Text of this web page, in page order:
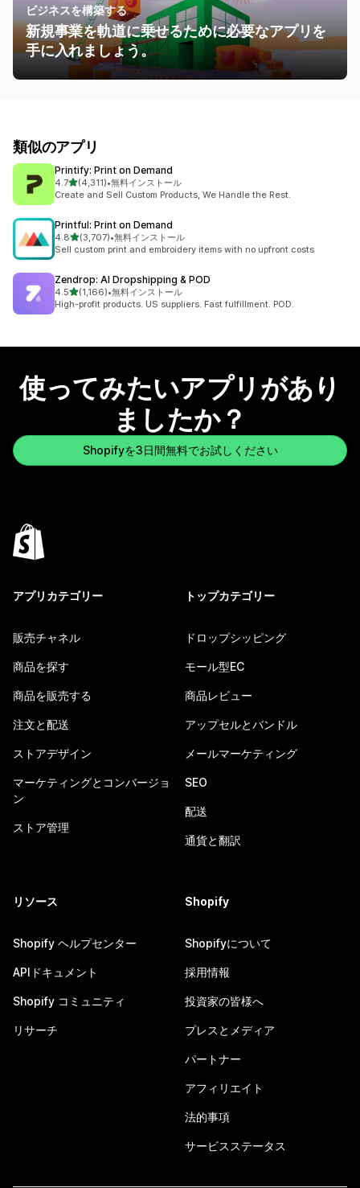
ビジネスを構築する
新規事業を軌道に乗せるために必要なアプリを
手に入れましょう。
類似のアプリ
Printify: Print on Demand
4.75つ星中
(4,311)
合計レビュー数：4311件
•無料インストール
Create and Sell Custom Products, We Handle the Rest.
Printful: Print on Demand
4.85つ星中
(3,707)
合計レビュー数：3707件
•無料インストール
Sell custom print and embroidery items with no upfront costs
Zendrop: AI Dropshipping & POD
4.55つ星中
(1,166)
合計レビュー数：1166件
•無料インストール
High-profit products. US suppliers. Fast fulfillment. POD.
使ってみたいアプリがあり
ましたか？
Shopifyを3日間無料でお試しください
アプリカテゴリー
販売チャネル
商品を探す
商品を販売する
注文と配送
ストアデザイン
マーケティングとコンバージョ
ン
ストア管理
トップカテゴリー
ドロップシッピング
モール型EC
商品レビュー
アップセルとバンドル
メールマーケティング
SEO
配送
通貨と翻訳
リソース
Shopify ヘルプセンター
APIドキュメント
Shopify コミュニティ
リサーチ
Shopify
Shopifyについて
採用情報
投資家の皆様へ
プレスとメディア
パートナー
アフィリエイト
法的事項
サービスステータス